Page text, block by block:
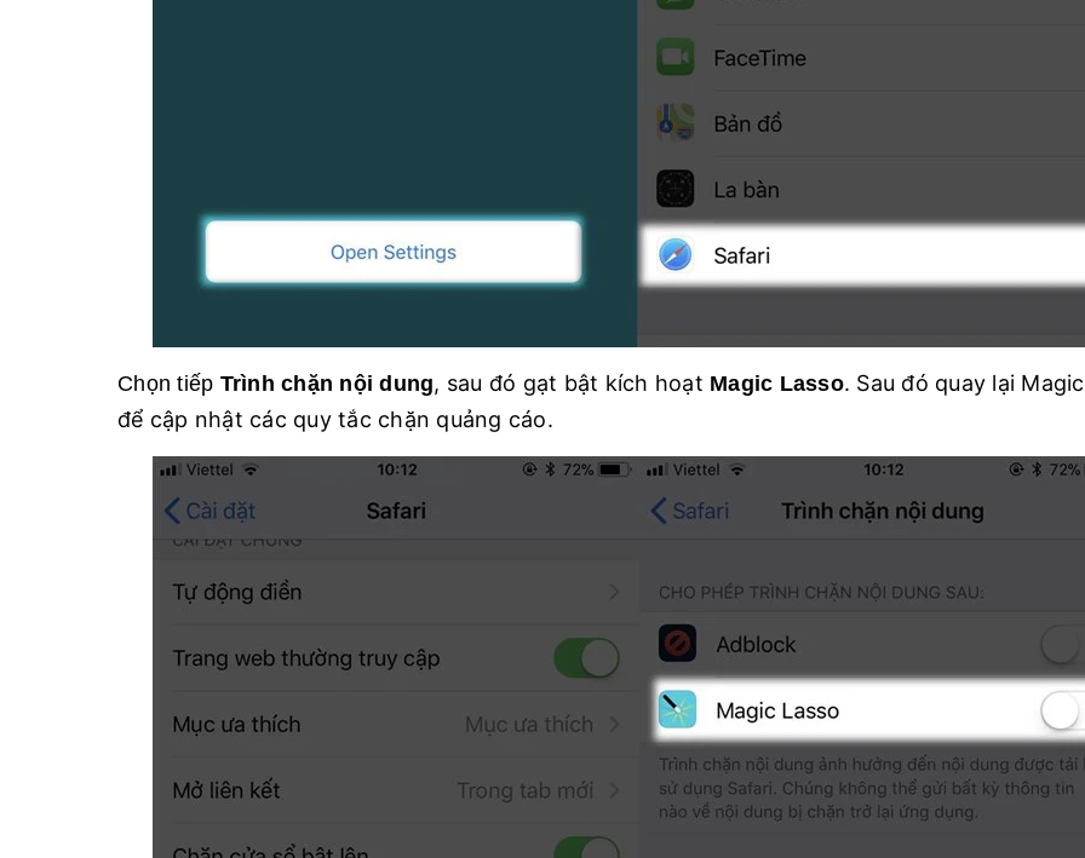
Chọn tiếp Trình chặn nội dung, sau đó gạt bật kích hoạt Magic Lasso. Sau đó quay lại
để cập nhật các quy tắc chặn quảng cáo.